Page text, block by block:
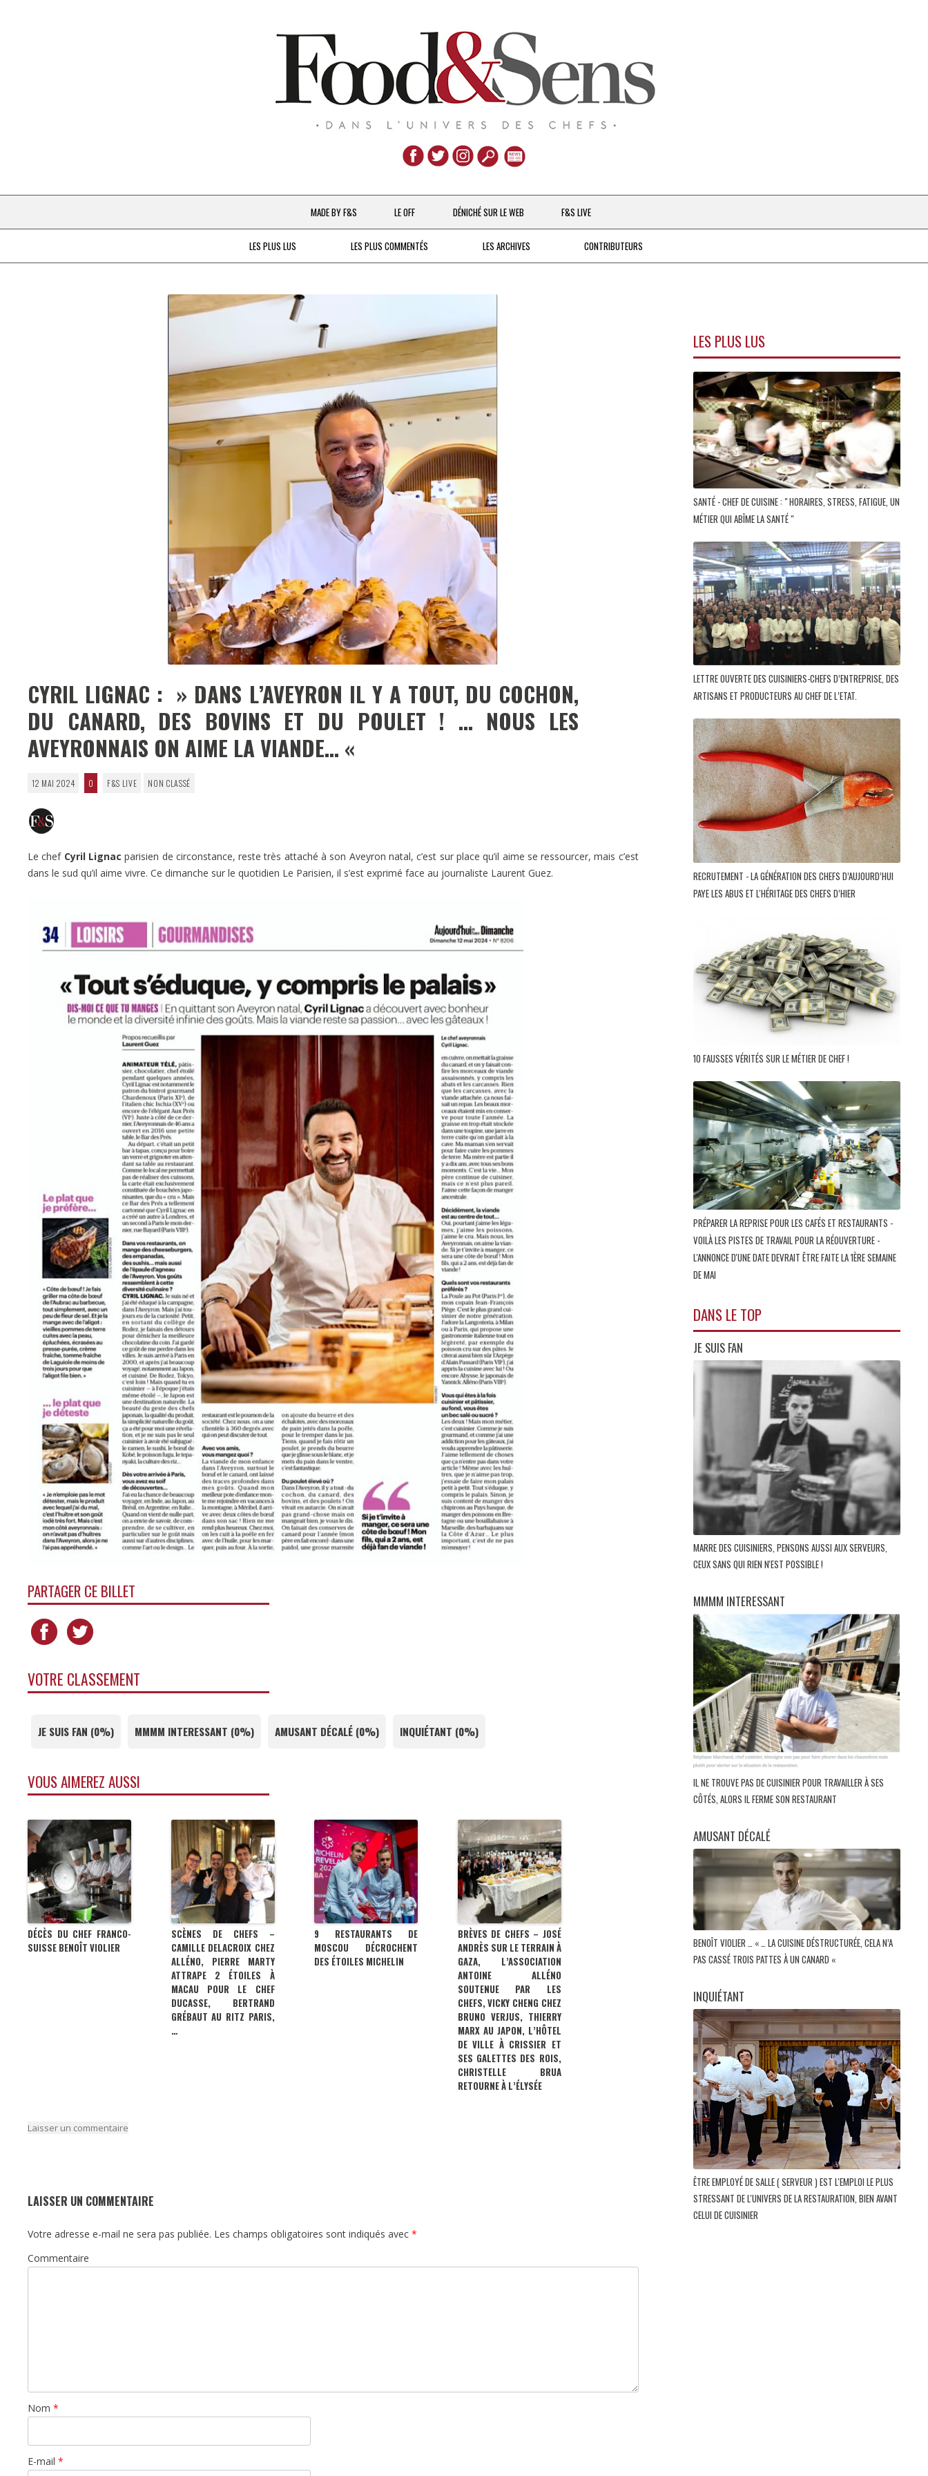
Aller
au
contenu
MADE BY F&S
CHEFS & ACTUALITÉS
V…DE VOYAGE
LE OFF DÉNICHÉ SUR LE WEB F&S LIVE
LES PLUS LUS LES PLUS COMMENTÉS LES ARCHIVES CONTRIBUTEURS
CYRIL LIGNAC : » DANS L’AVEYRON IL Y A TOUT, DU COCHON,
DU CANARD, DES BOVINS ET DU POULET ! … NOUS LES
AVEYRONNAIS ON AIME LA VIANDE… «
12 MAI 2024 0 F&S LIVE NON CLASSÉ
Le chef Cyril Lignac parisien de circonstance, reste très attaché à son Aveyron natal, c’est sur place qu’il aime se ressourcer, mais c’est
dans le sud qu’il aime vivre. Ce dimanche sur le quotidien Le Parisien, il s’est exprimé face au journaliste Laurent Guez.
PARTAGER CE BILLET
VOTRE CLASSEMENT
JE SUIS FAN (0%) MMMM INTERESSANT (0%) AMUSANT DÉCALÉ (0%) INQUIÉTANT (0%)
VOUS AIMEREZ AUSSI
DÉCÈS DU CHEF FRANCO-
SUISSE BENOÎT VIOLIER
SCÈNES DE CHEFS –
CAMILLE DELACROIX CHEZ
ALLÉNO, PIERRE MARTY
ATTRAPE 2 ÉTOILES À
MACAU POUR LE CHEF
DUCASSE, BERTRAND
GRÉBAUT AU RITZ PARIS,
…
9 RESTAURANTS DE
MOSCOU DÉCROCHENT
DES ÉTOILES MICHELIN
BRÈVES DE CHEFS – JOSÉ
ANDRÈS SUR LE TERRAIN À
GAZA, L’ASSOCIATION
ANTOINE ALLÉNO
SOUTENUE PAR LES
CHEFS, VICKY CHENG CHEZ
BRUNO VERJUS, THIERRY
MARX AU JAPON, L’HÔTEL
DE VILLE À CRISSIER ET
SES GALETTES DES ROIS,
CHRISTELLE BRUA
RETOURNE À L’ÉLYSÉE
Laisser un commentaire
LAISSER UN COMMENTAIRE
Votre adresse e-mail ne sera pas publiée. Les champs obligatoires sont indiqués avec *
Commentaire
Nom *
E-mail *
LES PLUS LUS
SANTÉ - CHEF DE CUISINE : " HORAIRES, STRESS, FATIGUE, UN
MÉTIER QUI ABÎME LA SANTÉ "
LETTRE OUVERTE DES CUISINIERS-CHEFS D’ENTREPRISE, DES
ARTISANS ET PRODUCTEURS AU CHEF DE L’ETAT.
RECRUTEMENT - LA GÉNÉRATION DES CHEFS D’AUJOURD’HUI
PAYE LES ABUS ET L'HÉRITAGE DES CHEFS D’HIER
10 FAUSSES VÉRITÉS SUR LE MÉTIER DE CHEF !
PRÉPARER LA REPRISE POUR LES CAFÉS ET RESTAURANTS -
VOILÀ LES PISTES DE TRAVAIL POUR LA RÉOUVERTURE -
L'ANNONCE D'UNE DATE DEVRAIT ÊTRE FAITE LA 1ÈRE SEMAINE
DE MAI
DANS LE TOP
JE SUIS FAN
MARRE DES CUISINIERS, PENSONS AUSSI AUX SERVEURS,
CEUX SANS QUI RIEN N'EST POSSIBLE !
MMMM INTERESSANT
IL NE TROUVE PAS DE CUISINIER POUR TRAVAILLER À SES
CÔTÉS, ALORS IL FERME SON RESTAURANT
AMUSANT DÉCALÉ
BENOÎT VIOLIER … « … LA CUISINE DÉSTRUCTURÉE, CELA N’A
PAS CASSÉ TROIS PATTES À UN CANARD «
INQUIÉTANT
ÊTRE EMPLOYÉ DE SALLE ( SERVEUR ) EST L'EMPLOI LE PLUS
STRESSANT DE L'UNIVERS DE LA RESTAURATION, BIEN AVANT
CELUI DE CUISINIER